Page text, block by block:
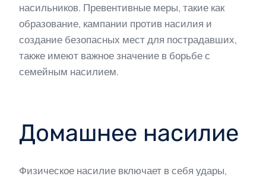
насильников. Превентивные меры, такие как
образование, кампании против насилия и
создание безопасных мест для пострадавших,
также имеют важное значение в борьбе с
семейным насилием.
Домашнее насилие
Физическое насилие включает в себя удары,